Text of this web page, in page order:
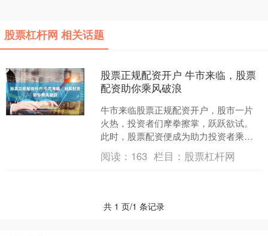
股票杠杆网 相关话题
股票正规配资开户 牛市来临，股票
配资助你乘风破浪
牛市来临股票正规配资开户，股市一片
火热，投资者们摩拳擦掌，跃跃欲试。
此时，股票配资便成为助力投资者乘风
破浪的利器。 股票配资是指投资者向配
资公司借入资金，并以自....
阅读： 163 栏目： 股票杠杆网
共 1 页/1 条记录